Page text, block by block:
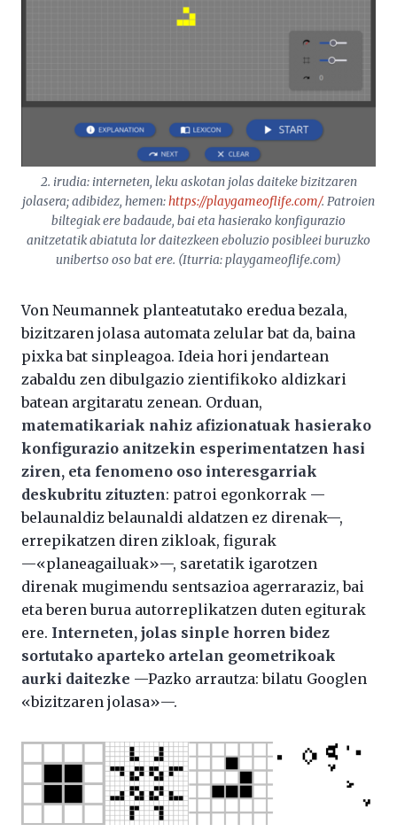
2. irudia: interneten, leku askotan jolas daiteke bizitzaren
jolasera; adibidez, hemen:https://playgameoflife.com/. Patroien
biltegiak ere badaude, bai eta hasierako konfigurazio
anitzetatik abiatuta lor daitezkeen eboluzio posibleei buruzko
unibertso oso bat ere. (Iturria: playgameoflife.com)
Von Neumannek planteatutako eredua bezala,
bizitzaren jolasa automata zelular bat da, baina
pixka bat sinpleagoa. Ideia hori jendartean
zabaldu zen dibulgazio zientifikoko aldizkari
batean argitaratu zenean. Orduan,
matematikariak nahiz afizionatuak hasierako
konfigurazio anitzekin esperimentatzen hasi
ziren, eta fenomeno oso interesgarriak
deskubritu zituzten: patroi egonkorrak —
belaunaldiz belaunaldi aldatzen ez direnak—,
errepikatzen diren zikloak, figurak
—«planeagailuak»—, saretatik igarotzen
direnak mugimendu sentsazioa agerraraziz, bai
eta beren burua autorreplikatzen duten egiturak
ere. Interneten, jolas sinple horren bidez
sortutako aparteko artelan geometrikoak
aurki daitezke —Pazko arrautza: bilatu Googlen
«bizitzaren jolasa»—.